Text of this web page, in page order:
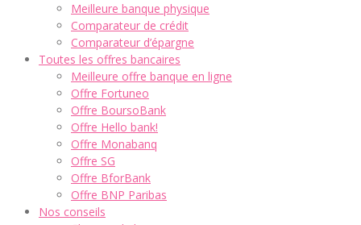
Meilleure banque physique
Comparateur de crédit
Comparateur d’épargne
Toutes les offres bancaires
Meilleure offre banque en ligne
Offre Fortuneo
Offre BoursoBank
Offre Hello bank!
Offre Monabanq
Offre SG
Offre BforBank
Offre BNP Paribas
Nos conseils